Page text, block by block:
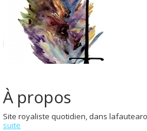
À propos
Site royaliste quotidien, dans
suite